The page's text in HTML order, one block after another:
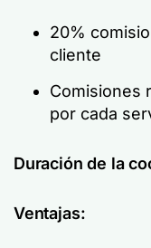
20%
cliente
Comisiones
por cada
Duración de la
Ventajas: